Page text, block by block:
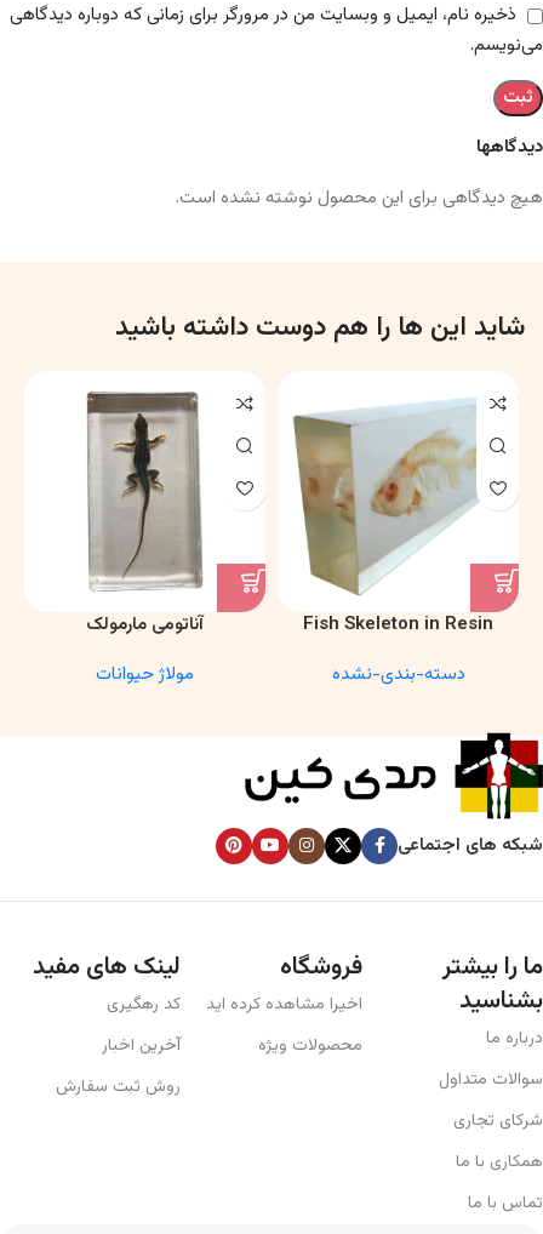
دیدگاهها
هیچ دیدگاهی برای این محصول نوشته نشده است.
ذخیره نام، ایمیل و وبسایت من در مرورگر برای زمانی که دوباره دیدگاهی
می‌نویسم.
شاید این ها را هم دوست داشته باشید
Fish Skeleton in Resin
Anatomy Specimen
دسته-بندی-نشده
آناتومی مارمولک
مولاژ حیوانات
شبکه های اجتماعی
ما را بیشتر
بشناسید
درباره ما
سوالات متداول
شرکای تجاری
همکاری با ما
تماس با ما
فروشگاه
اخیرا مشاهده کرده اید
محصولات ویژه
لینک های مفید
کد رهگیری
آخرین اخبار
روش ثبت سفارش